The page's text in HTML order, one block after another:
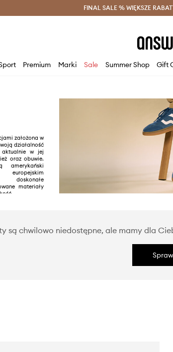
Oszczędzaj z Answear Club >
FINAL SALE % WIĘKSZE
Premium Marki Sale Summer Shop Gift
założona w
działalność
w jej
oraz obuwie.
amerykański
doskonałe
materiały
są chwilowo niedostępne, ale mamy dla